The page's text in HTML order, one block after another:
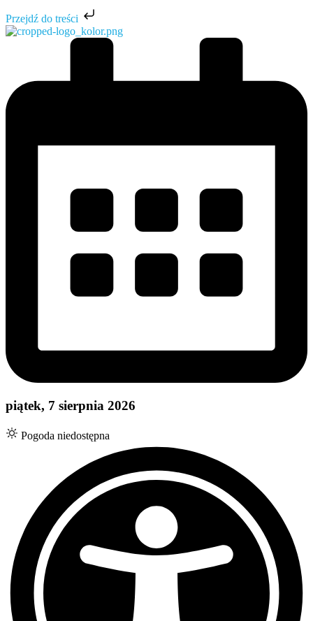
Przejdź do treści
piątek, 7 sierpnia 2026
Pogoda niedostępna